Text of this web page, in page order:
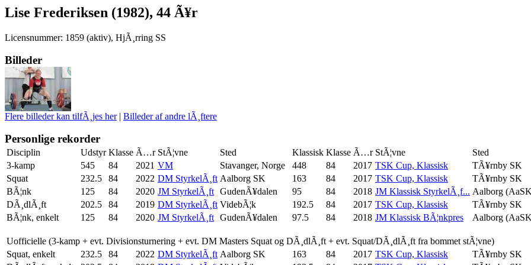
Lise Frederiksen (1982), 44 Ã¥r
Licensnummer: 1859 (aktiv), HjÃ¸rring SS
Billeder
Flere billeder kan tilfÃ¸jes her| Billeder af andre lÃ¸ftere
Personlige rekorder
Disciplin Udstyr Klasse Ã…r StÃ¦vne Sted Klassisk Klasse Ã…r StÃ¦vne
Sted
3-kamp
545 84 2021 VM Stavanger, Norge 448 84 2017 TSK Cup, Klassisk
TÃ¥rnby SK
Squat
232.5 84 2022 DM StyrkelÃ¸ft Aalborg SK 163 84 2017 TSK Cup, Klassisk
TÃ¥rnby SK
BÃ¦nk
125 84 2020 JM StyrkelÃ¸ft GudenÃ¥dalen 95 84 2018 JM Klassisk StyrkelÃ¸f... Aalborg
DÃ¸dlÃ¸ft
202.5 84 2019 DM StyrkelÃ¸ft VidebÃ¦k 192.5 84 2017 TSK Cup, Klassisk
TÃ¥rnby SK
BÃ¦nk, enkelt
125 84 2020 JM StyrkelÃ¸ft GudenÃ¥dalen 97.5 84 2018 JM Klassisk BÃ¦nkpres Aalborg
Uofficielle (3-kamp + evt. Divisionsturnering + evt. DM Masters Squat og DÃ¸dlÃ¸ft + evt. Squat/DÃ¸dlÃ¸ft fra bommet stÃ¦vne)
Squat, enkelt
232.5 84 2022 DM StyrkelÃ¸ft Aalborg SK 163 84 2017 TSK Cup, Klassisk
TÃ¥rnby SK